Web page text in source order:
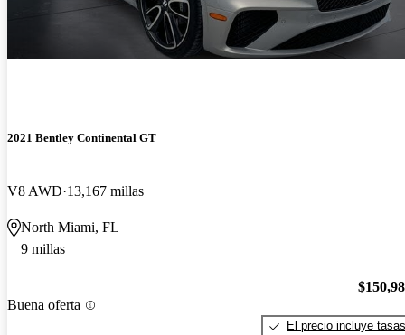
2021 Bentley Continental GT
V8 AWD 13,167 millas
North Miami, FL
9 millas
Buena oferta
El precio incluye tasas